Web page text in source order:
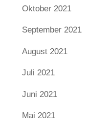
Oktober 2021
September 2021
August 2021
Juli 2021
Juni 2021
Mai 2021